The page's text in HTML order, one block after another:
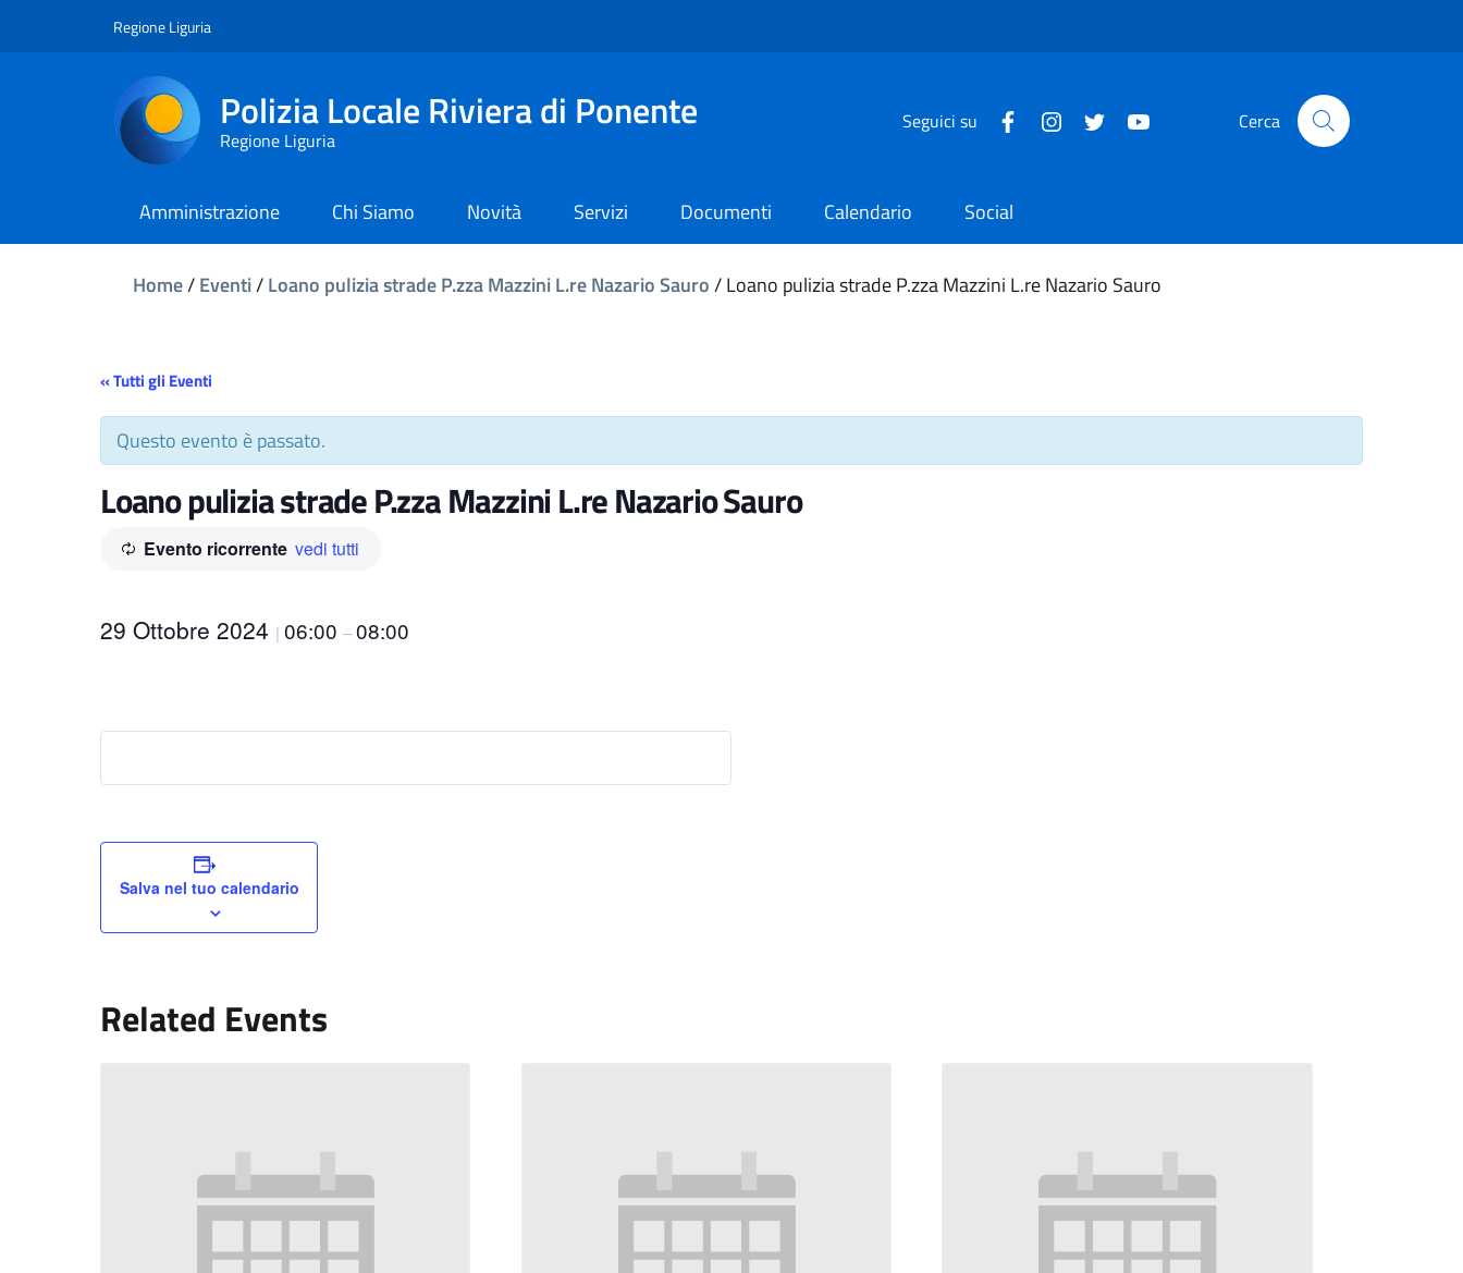
Regione Liguria
Polizia Locale Riviera di Ponente
Regione Liguria
Seguici su Cerca
Amministrazione Chi Siamo Novità Servizi Documenti Calendario Social
Home/Eventi/Loano pulizia strade P.zza Mazzini L.re Nazario Sauro/Loano pulizia strade P.zza Mazzini L.re Nazario Sauro
« Tutti gli Eventi
Questo evento è passato.
Loano pulizia strade P.zza Mazzini L.re Nazario Sauro
Evento ricorrente vedi tutti
29 Ottobre 2024 | 06:00 –08:00
Salva nel tuo calendario
Related Events